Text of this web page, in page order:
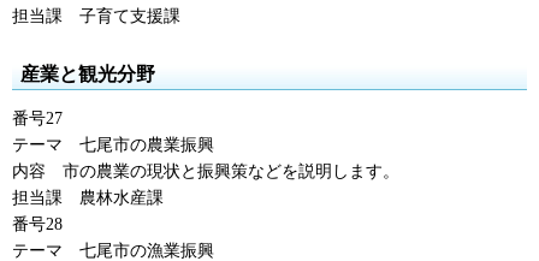
担当課
子育て支援課
産業と観光分野
番号27
テーマ
七尾市の農業振興
内容
市の農業の現状と振興策などを説明します。
担当課
農林水産課
番号28
テーマ
七尾市の漁業振興